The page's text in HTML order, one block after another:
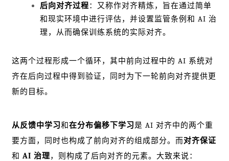
后向对齐过程：又称作对齐精炼，旨在通过简单
和现实环境中进行评估，并设置监管条例和 AI 治
理，从而确保训练系统的实际对齐。
这两个过程形成一个循环，其中前向过程中的 AI 系统对
齐在后向过程中得到验证，同时为下一轮前向对齐提供更
新的目标。
从反馈中学习和在分布偏移下学习是 AI 对齐中的两个重
要方面，同时也构成了前向对齐的组成部分。而对齐保证
和 AI 治理，则构成了后向对齐的元素。大致来说：